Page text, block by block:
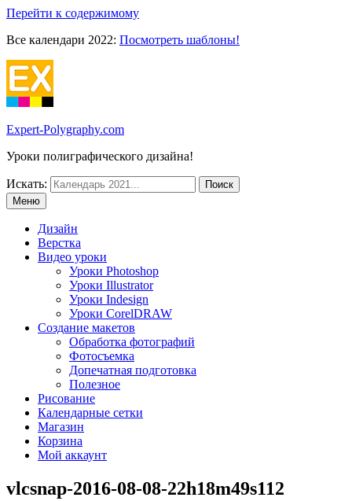
Перейти к содержимому
Все календари 2022: Посмотреть шаблоны!
Expert-Polygraphy.com
Уроки полиграфического дизайна!
Искать:
Меню
Дизайн
Верстка
Видео уроки
Уроки Photoshop
Уроки Illustrator
Уроки Indesign
Уроки CorelDRAW
Создание макетов
Обработка фотографий
Фотосъемка
Допечатная подготовка
Полезное
Рисование
Календарные сетки
Магазин
Корзина
Мой аккаунт
vlcsnap-2016-08-08-22h18m49s112